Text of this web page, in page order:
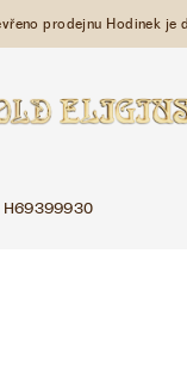
prodejnu Hodinek je
H69399930